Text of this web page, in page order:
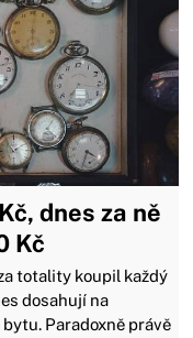
dnes za ně
Kč
totality koupil každý
dosahují na
Paradoxně právě